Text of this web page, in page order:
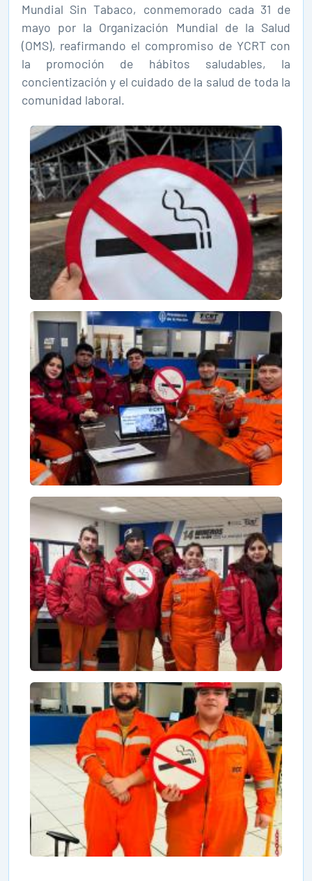
Mundial Sin Tabaco, conmemorado cada 31 de
mayo por la Organización Mundial de la Salud
(OMS), reafirmando el compromiso de YCRT con
la promoción de hábitos saludables, la
concientización y el cuidado de la salud de toda la
comunidad laboral.